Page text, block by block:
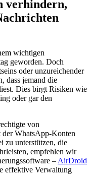
verhindern,
wichtigen
geworden. Doch
oder unzureichender
dass jemand die
Dies birgt Risiken wie
oder gar den
von
der WhatsApp-Konten
zu unterstützen, die
empfehlen wir
– AirDroid
effektive Verwaltung